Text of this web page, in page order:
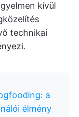
kívül
technikai
a
élmény